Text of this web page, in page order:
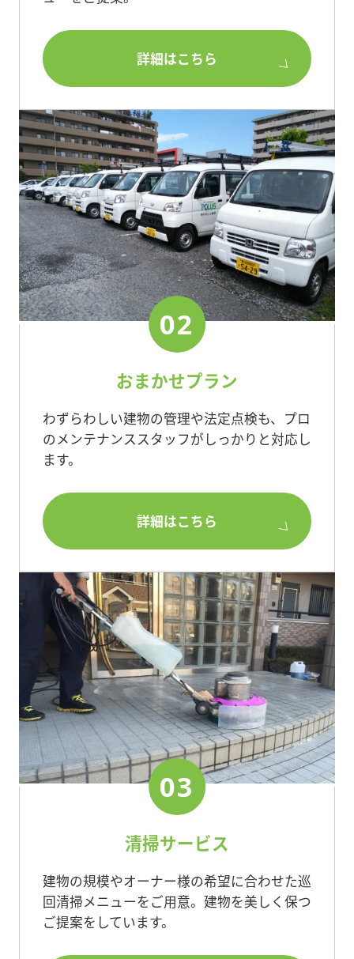
詳細はこちら
02
おまかせプラン
わずらわしい建物の管理や法定点検も、プロ
のメンテナンススタッフがしっかりと対応し
ます。
詳細はこちら
03
清掃サービス
建物の規模やオーナー様の希望に合わせた巡
回清掃メニューをご用意。建物を美しく保つ
ご提案をしています。